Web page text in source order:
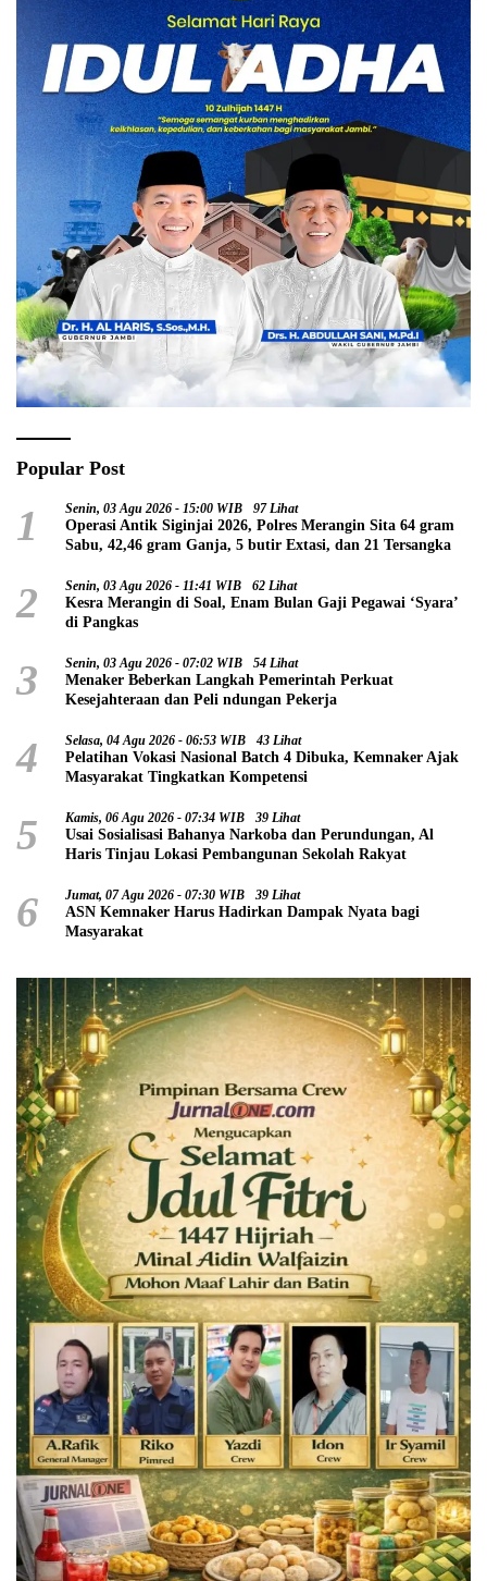
Popular Post
1 Senin, 03 Agu 2026 - 15:00 WIB 97 Lihat
Operasi Antik Siginjai 2026, Polres Merangin Sita 64 gram
Sabu, 42,46 gram Ganja, 5 butir Extasi, dan 21 Tersangka
2 Senin, 03 Agu 2026 - 11:41 WIB 62 Lihat
Kesra Merangin di Soal, Enam Bulan Gaji Pegawai ‘Syara’
di Pangkas
3 Senin, 03 Agu 2026 - 07:02 WIB 54 Lihat
Menaker Beberkan Langkah Pemerintah Perkuat
Kesejahteraan dan Peli ndungan Pekerja
4 Selasa, 04 Agu 2026 - 06:53 WIB 43 Lihat
Pelatihan Vokasi Nasional Batch 4 Dibuka, Kemnaker Ajak
Masyarakat Tingkatkan Kompetensi
5 Kamis, 06 Agu 2026 - 07:34 WIB 39 Lihat
Usai Sosialisasi Bahanya Narkoba dan Perundungan, Al
Haris Tinjau Lokasi Pembangunan Sekolah Rakyat
6 Jumat, 07 Agu 2026 - 07:30 WIB 39 Lihat
ASN Kemnaker Harus Hadirkan Dampak Nyata bagi
Masyarakat